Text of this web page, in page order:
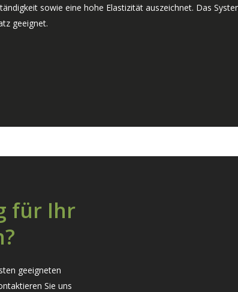
sowie eine hohe Elastizität auszeichnet. Das
geeignet.
für Ihr
geeigneten
Sie uns